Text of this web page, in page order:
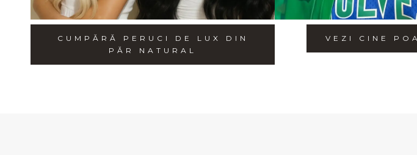
CUMPĂRĂ PERUCI DE LUX DIN
PĂR NATURAL
VEZI CINE